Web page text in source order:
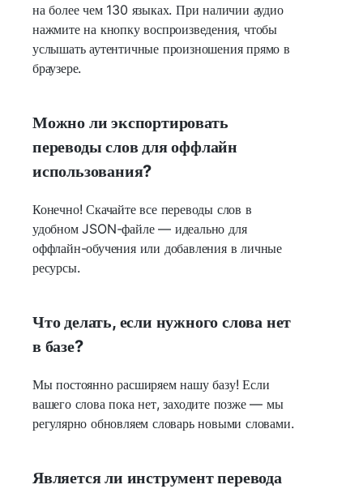
на более чем 130 языках. При наличии аудио
нажмите на кнопку воспроизведения, чтобы
услышать аутентичные произношения прямо в
браузере.
Можно ли экспортировать
переводы слов для оффлайн
использования?
Конечно! Скачайте все переводы слов в
удобном JSON-файле — идеально для
оффлайн-обучения или добавления в личные
ресурсы.
Что делать, если нужного слова нет
в базе?
Мы постоянно расширяем нашу базу! Если
вашего слова пока нет, заходите позже — мы
регулярно обновляем словарь новыми словами.
Является ли инструмент перевода